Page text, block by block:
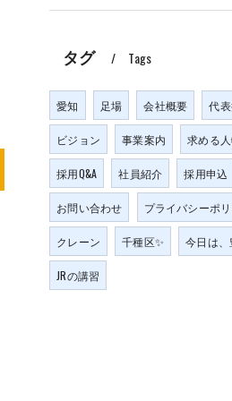
タグ Tags
愛知 足場 会社概要 代
ビジョン 事業案内 求める
採用Q&A 社員紹介 採用申込
お問い合わせ プライバシーポ
クレーン 千種区✨ 今日は、
JRの講習